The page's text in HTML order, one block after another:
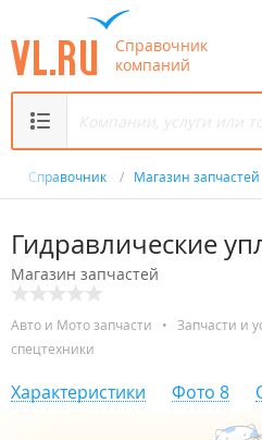
Справочник
компаний
Справочник / Магазин запчастей
Гидравлические
Магазин запчастей
Авто и Мото запчасти •
Запчасти и
спецтехники
Характеристики Фото 8